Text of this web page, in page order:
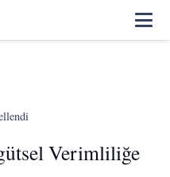
Verimliliğe